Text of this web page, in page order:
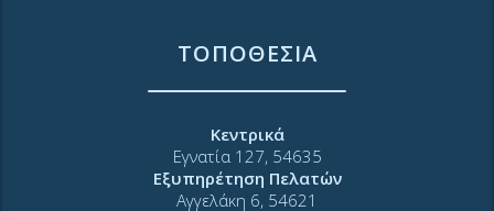
ΤΟΠΟΘΕΣΙΑ
Κεντρικά
Εγνατία 127, 54635
Εξυπηρέτηση Πελατών
Αγγελάκη 6, 54621